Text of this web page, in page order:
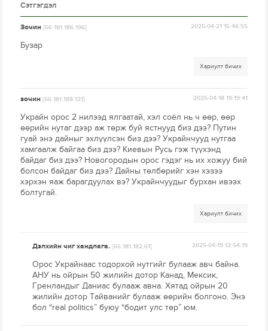
Сэтгэгдэл
Зочин[66.181.186.196] 2025-04-21 15:46:55
Бузар
Хариулт бичих
зочин[66.181.188.131] 2025-04-18 19:19:41
Украйн орос 2 нилээд ялгаатай, хэл соёл нь ч өөр, өөр
өөрийн нутаг дээр аж төрж буй ястнууд биз дээ? Путин
гуай энэ дайныг эхлүүлсэн биз дээ? Украйнчууд нутгаа
хамгаалж байгаа биз дээ? Киевын Русь гэж түүхэнд
байдаг биз дээ? Новогородын орос гэдэг нь их хожуу бий
болсон байдаг биз дээ? Дайны төлбөрийг хэн хэзээ
хэрхэн яаж барагдуулах вэ? Украйнчуудыг бурхан ивээх
болтугай.
Хариулт бичих
Дэлхийн чиг хандлага.[66.181.182.61] 2025-04-19 12:54:19
Орос Украйнаас тодорхой нутгийг булааж авч байна.
АНУ нь ойрын 50 жилийн дотор Канад, Мексик,
Гренландыг Даниас булааж авна. Хятад ойрын 20
жилийн дотор Тайванийг булааж өөрийн болгоно. Энэ
бол “real politics” буюу “бодит улс төр” юм.